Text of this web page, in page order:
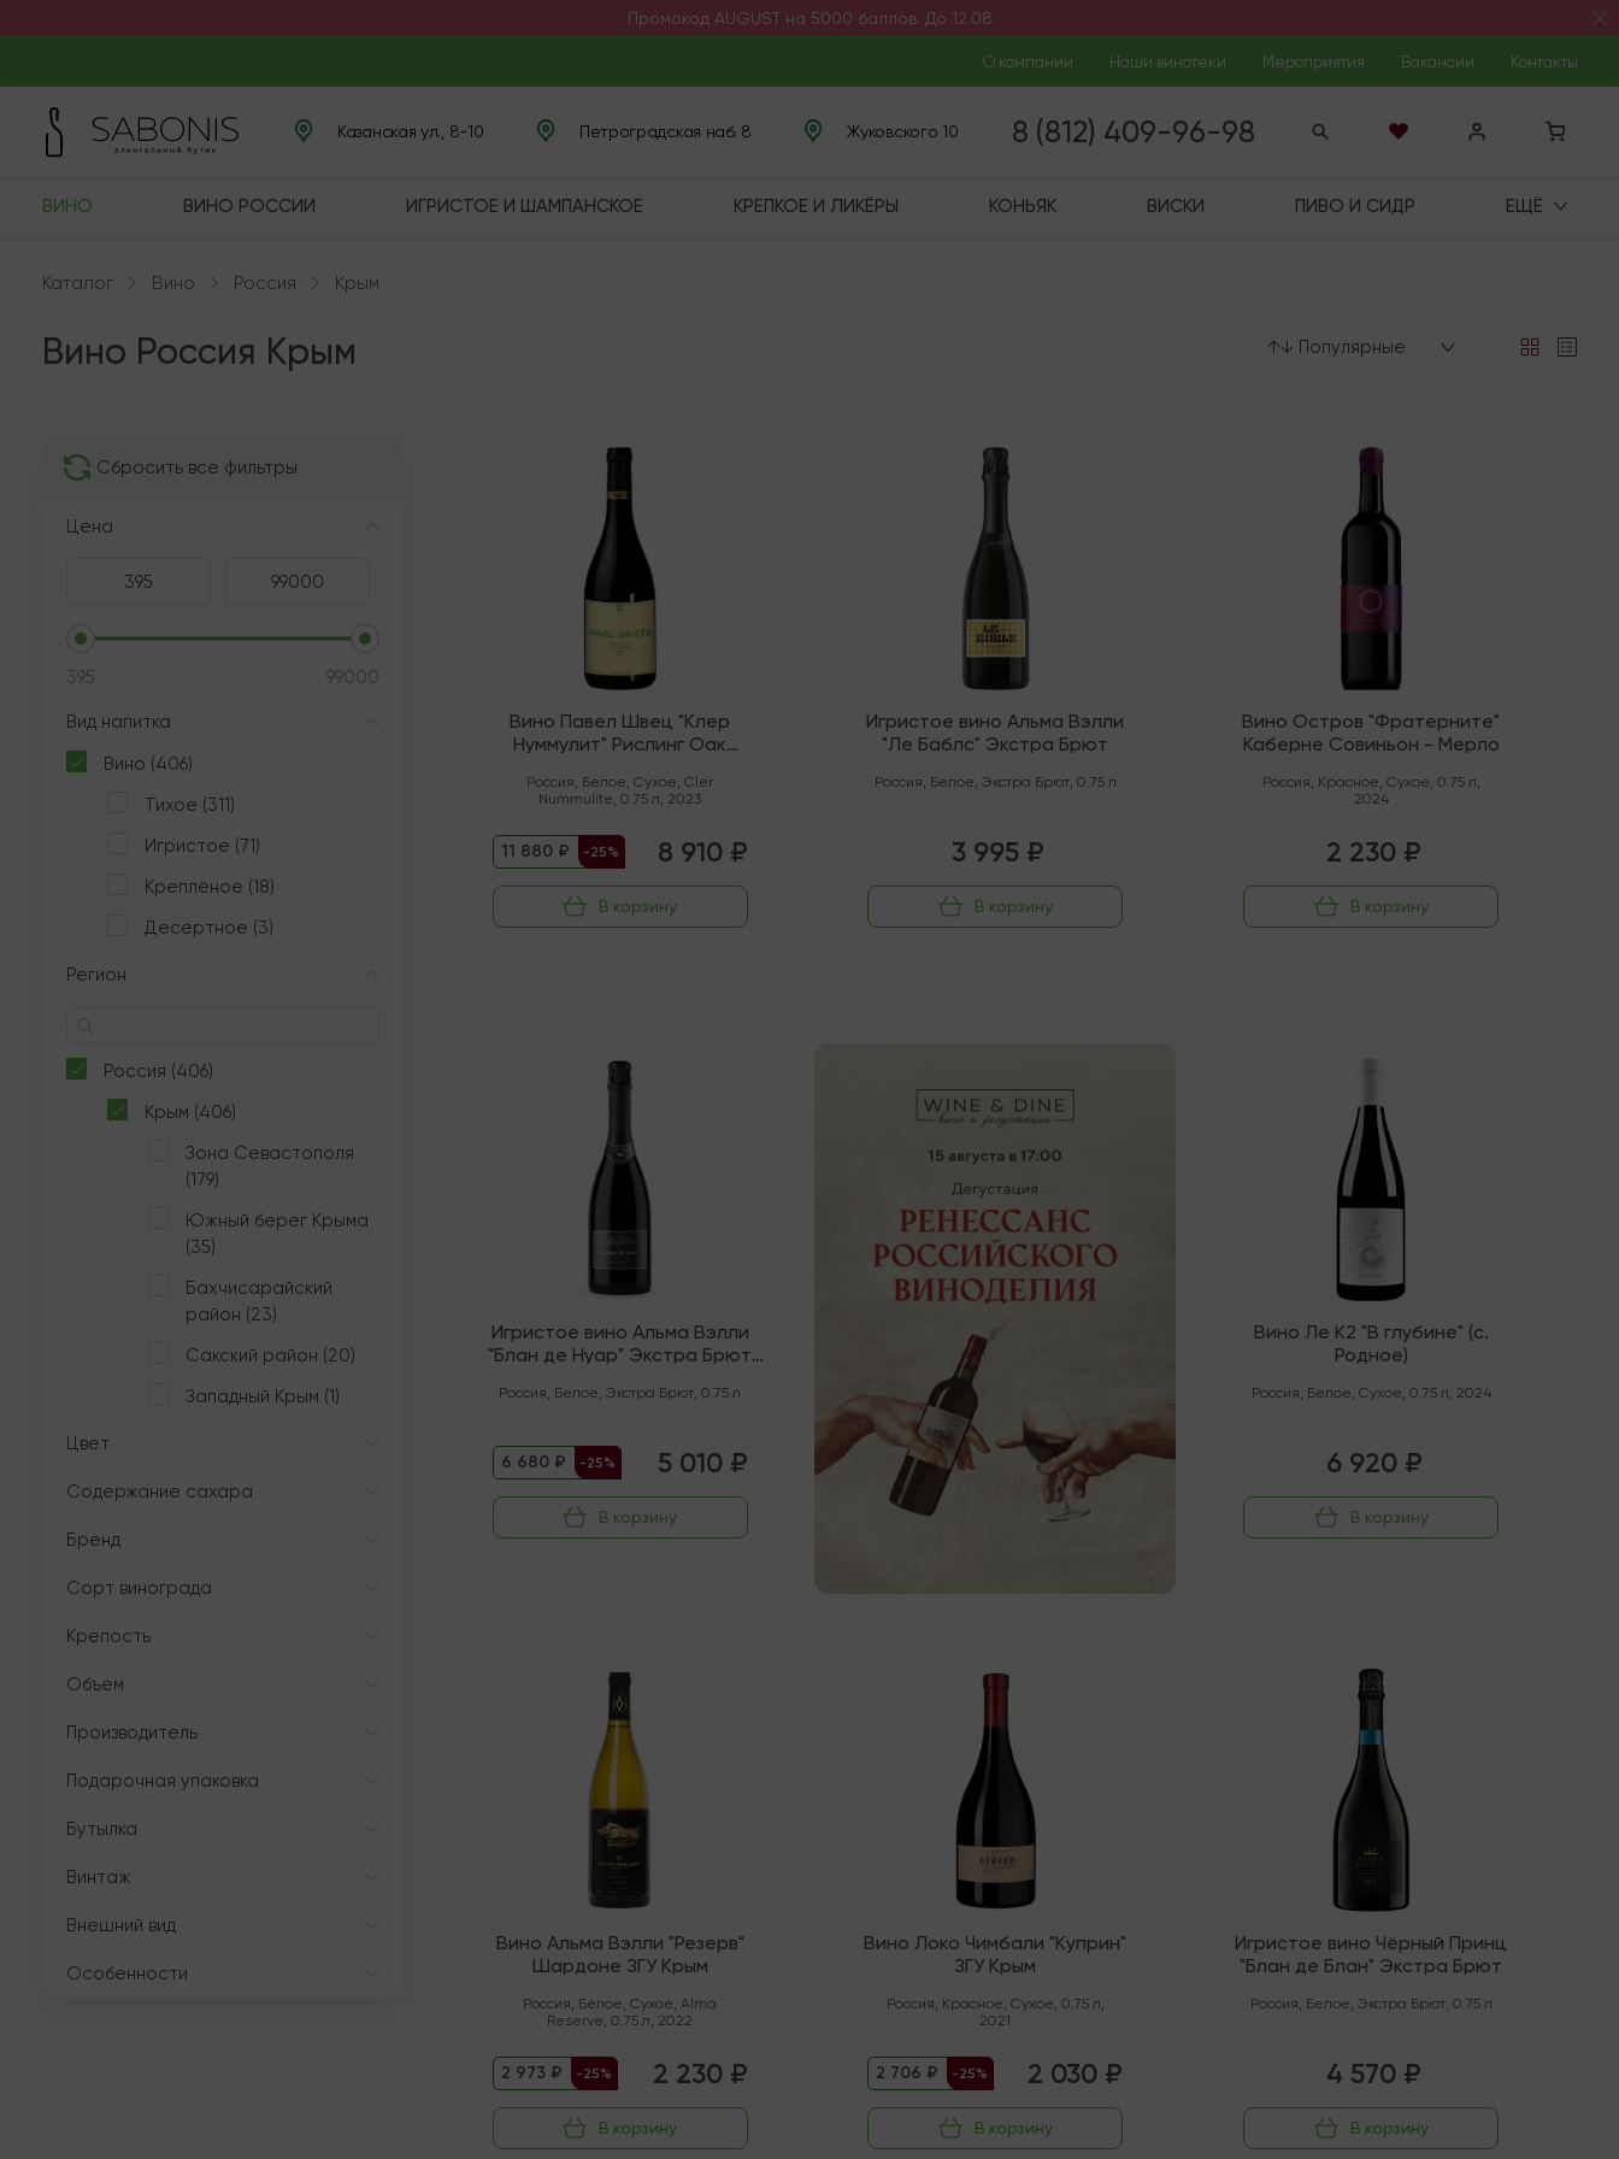
Промокод AUGUST на 5000 баллов. До 12.08
О компании Наши винотеки Мероприятия Вакансии Контакты
Казанская ул., 8-10 Петроградская наб. 8 Жуковского 10 8 (812) 409-96-98
ВИНО ВИНО РОССИИ ИГРИСТОЕ И ШАМПАНСКОЕ КРЕПКОЕ И ЛИКЁРЫ КОНЬЯК ВИСКИ ПИВО И СИДР ЕЩЁ
Каталог Вино Россия Крым
Вино Россия Крым ↑↓ Популярные
Сбросить все фильтры
Цена
395 99000
Вид напитка
Вино (406)
Тихое (311)
Игристое (71)
Креплёное (18)
Десертное (3)
Регион
Россия (406)
Крым (406)
Зона Севастополя
(179)
Южный берег Крыма
(35)
Бахчисарайский
район (23)
Сакский район (20)
Западный Крым (1)
Цвет
Содержание сахара
Бренд
Сорт винограда
Крепость
Объем
Производитель
Подарочная упаковка
Бутылка
Винтаж
Внешний вид
Особенности
Вино Павел Швец "Клер
Нуммулит" Рислинг Оак
Россия, Белое, Сухое, Cler
Nummulite, 0.75 л, 2023
11 880 ₽ -25% 8 910 ₽
В корзину
Игристое вино Альма Вэлли
"Ле Баблс" Экстра Брют
Россия, Белое, Экстра Брют, 0.75 л
3 995 ₽
В корзину
Вино Остров "Фратерните"
Каберне Совиньон - Мерло
Россия, Красное, Сухое, 0.75 л,
2024
2 230 ₽
В корзину
Игристое вино Альма Вэлли
"Блан де Нуар" Экстра Брют
Россия, Белое, Экстра Брют, 0.75 л
6 680 ₽ -25% 5 010 ₽
В корзину
Вино Ле К2 "В глубине" (с.
Родное)
Россия, Белое, Сухое, 0.75 л, 2024
6 920 ₽
В корзину
Вино Альма Вэлли "Резерв"
Шардоне ЗГУ Крым
Россия, Белое, Сухое, Alma
Reserve, 0.75 л, 2022
2 973 ₽ -25% 2 230 ₽
В корзину
Вино Локо Чимбали "Куприн"
ЗГУ Крым
Россия, Красное, Сухое, 0.75 л,
2021
2 706 ₽ -25% 2 030 ₽
В корзину
Игристое вино Чёрный Принц
"Блан де Блан" Экстра Брют
Россия, Белое, Экстра Брют, 0.75 л
4 570 ₽
В корзину